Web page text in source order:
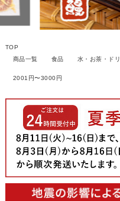
TOP
商品一覧
食品 水・お茶・ド
2001円〜3000円